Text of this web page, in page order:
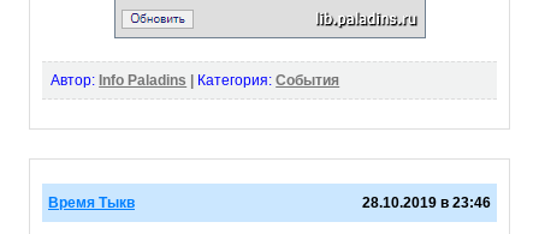
Автор: Info Paladins Категория: События
Время Тыкв 28.10.2019 в 23:46